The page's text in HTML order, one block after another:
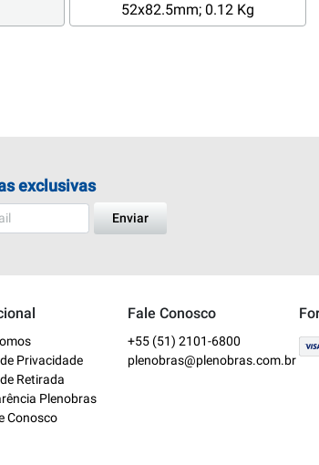
52x82.5mm; 0.12 Kg
exclusivas
Enviar
Privacidade
Retirada
Plenobras
Conosco
Fale Conosco
+55 (51) 2101-6800
plenobras@plenobras.com.br